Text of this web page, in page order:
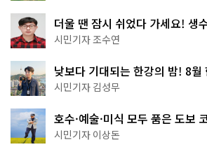
더울 땐 잠시 쉬었다 가세요! 생
·무더위쉼터까지
시민기자 조수연
낮보다 기대되는 한강의 밤! 8월
핑' 예약은?
시민기자 김성무
호수·예술·미식 모두 품은 도보
아트센터~마곡테라스거리
시민기자 이상돈